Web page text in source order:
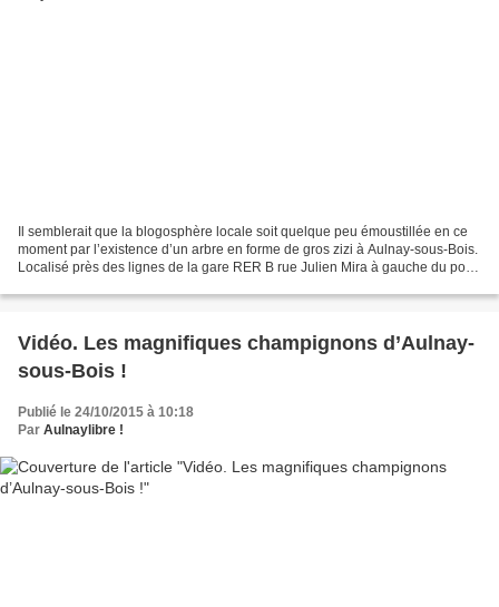
Il semblerait que la blogosphère locale soit quelque peu émoustillée en ce
moment par l’existence d’un arbre en forme de gros zizi à Aulnay-sous-Bois.
Localisé près des lignes de la gare RER B rue Julien Mira à gauche du pont
Vidéo. Les magnifiques champignons d’Aulnay-
sous-Bois !
Publié le 24/10/2015 à 10:18
Par Aulnaylibre !